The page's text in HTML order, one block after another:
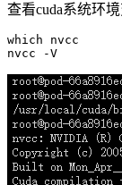
查看cuda系统环
which nvcc